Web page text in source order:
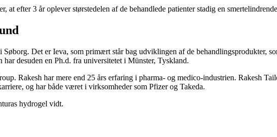
at efter 3 år oplever størstedelen af de behandlede patienter stadig en
Det er Ieva, som primært står bag udviklingen af de behandlingsprodukter,
desuden en Ph.d. fra universitetet i Münster, Tyskland.
Rakesh har mere end 25 års erfaring i pharma- og medico-industrien. Rakesh
og har både været i virksomheder som Pfizer og Takeda.
hydrogel vidt.